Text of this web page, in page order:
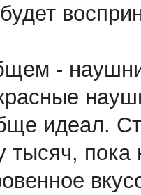
-
идеал.
тысяч, пока